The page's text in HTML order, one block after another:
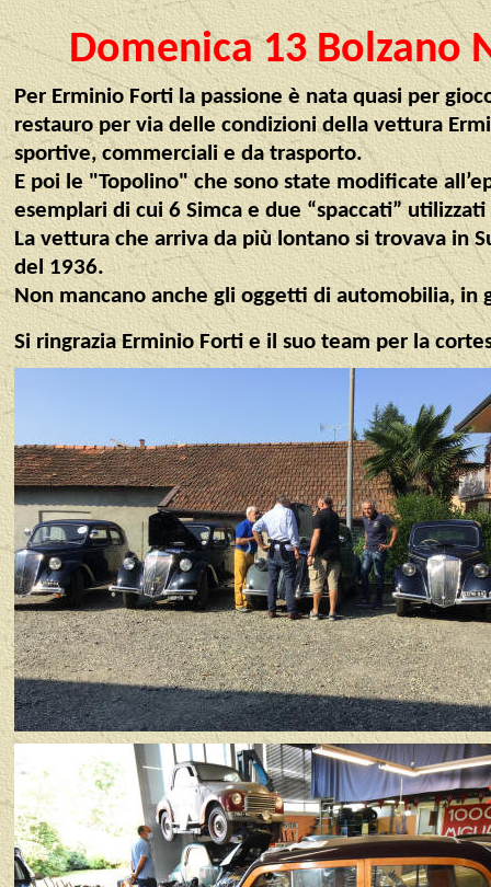
Domenica 13 Bolzano
Per Erminio Forti la passione è nata quasi per
restauro per via delle condizioni della vettura
sportive, commerciali e da trasporto.
E poi le "Topolino" che sono state modificate
esemplari di cui 6 Simca e due “spaccati”
La vettura che arriva da più lontano si trovava in
del 1936.
Non mancano anche gli oggetti di automobilia,
Si ringrazia Erminio Forti e il suo team per la